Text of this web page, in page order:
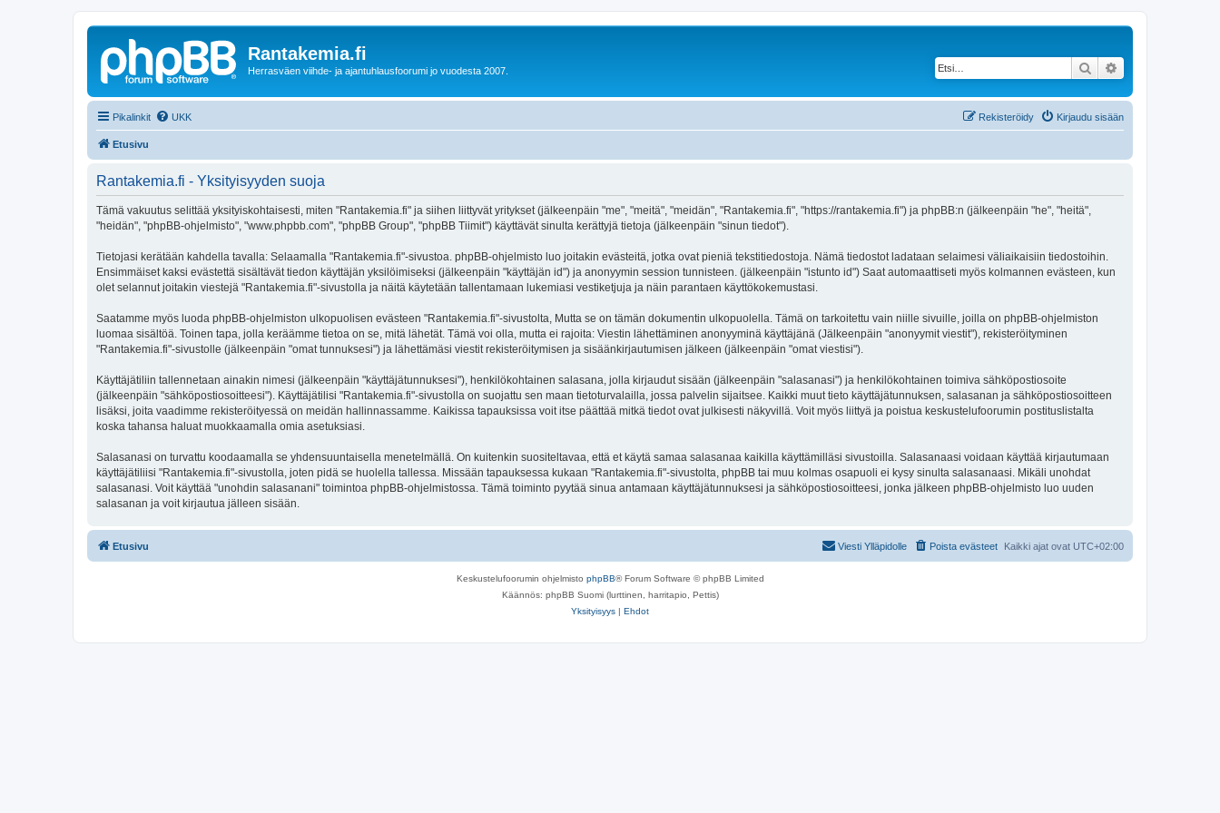
Rantakemia.fi
Herrasväen viihde- ja ajantuhlausfoorumi jo vuodesta 2007. Etsi
Pikalinkit UKK Kirjaudu sisään
Rekisteröidy
Etusivu
Rantakemia.fi - Yksityisyyden suoja
Tämä vakuutus selittää yksityiskohtaisesti, miten "Rantakemia.fi" ja siihen liittyvät yritykset (jälkeenpäin "me", "meitä", "meidän", "Rantakemia.fi", "https://rantakemia.fi") ja phpBB:n (jälkeenpäin "he", "heitä",
"heidän", "phpBB-ohjelmisto", "www.phpbb.com", "phpBB Group", "phpBB Tiimit") käyttävät sinulta kerättyjä tietoja (jälkeenpäin "sinun tiedot").
Tietojasi kerätään kahdella tavalla: Selaamalla "Rantakemia.fi"-sivustoa. phpBB-ohjelmisto luo joitakin evästeitä, jotka ovat pieniä tekstitiedostoja. Nämä tiedostot ladataan selaimesi väliaikaisiin tiedostoihin.
Ensimmäiset kaksi evästettä sisältävät tiedon käyttäjän yksilöimiseksi (jälkeenpäin "käyttäjän id") ja anonyymin session tunnisteen. (jälkeenpäin "istunto id") Saat automaattiseti myös kolmannen evästeen, kun
olet selannut joitakin viestejä "Rantakemia.fi"-sivustolla ja näitä käytetään tallentamaan lukemiasi vestiketjuja ja näin parantaen käyttökokemustasi.
Saatamme myös luoda phpBB-ohjelmiston ulkopuolisen evästeen "Rantakemia.fi"-sivustolta, Mutta se on tämän dokumentin ulkopuolella. Tämä on tarkoitettu vain niille sivuille, joilla on phpBB-ohjelmiston
luomaa sisältöä. Toinen tapa, jolla keräämme tietoa on se, mitä lähetät. Tämä voi olla, mutta ei rajoita: Viestin lähettäminen anonyyminä käyttäjänä (Jälkeenpäin "anonyymit viestit"), rekisteröityminen
"Rantakemia.fi"-sivustolle (jälkeenpäin "omat tunnuksesi") ja lähettämäsi viestit rekisteröitymisen ja sisäänkirjautumisen jälkeen (jälkeenpäin "omat viestisi").
Käyttäjätiliin tallennetaan ainakin nimesi (jälkeenpäin "käyttäjätunnuksesi"), henkilökohtainen salasana, jolla kirjaudut sisään (jälkeenpäin "salasanasi") ja henkilökohtainen toimiva sähköpostiosoite
(jälkeenpäin "sähköpostiosoitteesi"). Käyttäjätilisi "Rantakemia.fi"-sivustolla on suojattu sen maan tietoturvalailla, jossa palvelin sijaitsee. Kaikki muut tieto käyttäjätunnuksen, salasanan ja sähköpostiosoitteen
lisäksi, joita vaadimme rekisteröityessä on meidän hallinnassamme. Kaikissa tapauksissa voit itse päättää mitkä tiedot ovat julkisesti näkyvillä. Voit myös liittyä ja poistua keskustelufoorumin postituslistalta
koska tahansa haluat muokkaamalla omia asetuksiasi.
Salasanasi on turvattu koodaamalla se yhdensuuntaisella menetelmällä. On kuitenkin suositeltavaa, että et käytä samaa salasanaa kaikilla käyttämilläsi sivustoilla. Salasanaasi voidaan käyttää kirjautumaan
käyttäjätiliisi "Rantakemia.fi"-sivustolla, joten pidä se huolella tallessa. Missään tapauksessa kukaan "Rantakemia.fi"-sivustolta, phpBB tai muu kolmas osapuoli ei kysy sinulta salasanaasi. Mikäli unohdat
salasanasi. Voit käyttää "unohdin salasanani" toimintoa phpBB-ohjelmistossa. Tämä toiminto pyytää sinua antamaan käyttäjätunnuksesi ja sähköpostiosoitteesi, jonka jälkeen phpBB-ohjelmisto luo uuden
salasanan ja voit kirjautua jälleen sisään.
Etusivu Kaikki ajat ovat UTC+02:00
Poista evästeet
Viesti Ylläpidolle
Keskustelufoorumin ohjelmisto phpBB® Forum Software © phpBB Limited
Käännös: phpBB Suomi (lurttinen, harritapio, Pettis)
Yksityisyys | Ehdot